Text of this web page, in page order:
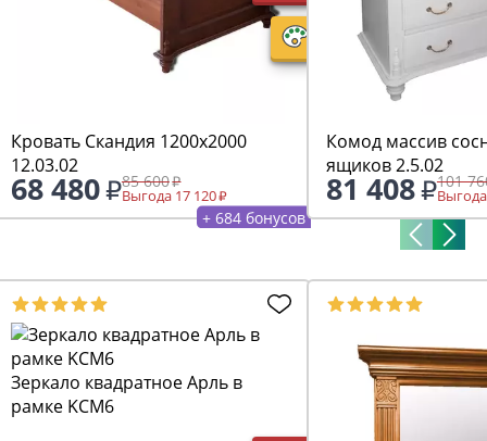
Кровать Скандия 1200х2000
12.03.02
68 480 85 600
Выгода 17 120
+ 684 бонусов
Комод массив
ящиков 2.5.02
81 408 101
Зеркало квадратное Арль в
рамке KCM6